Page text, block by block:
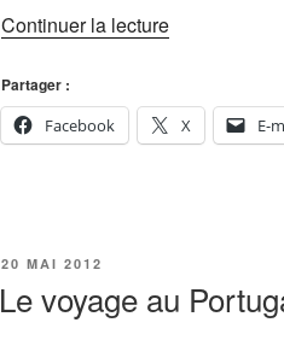
Continuer la lecturede
Le
Guatemala »
Partager :
Facebook
X E-
PUBLIÉ
20 MAI 2012
Le voyage au